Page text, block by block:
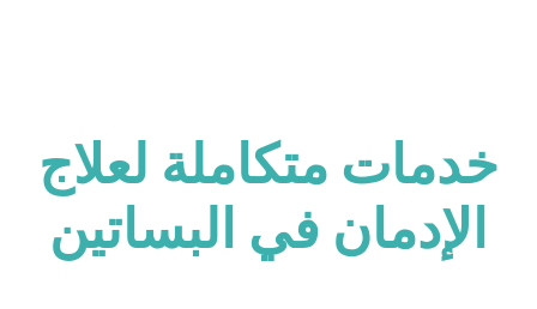
خدمات متكاملة لعلاج
الإدمان في البساتين